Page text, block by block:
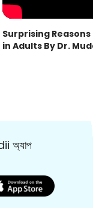
Surprising Reasons
in Adults By Dr.
অ্যাপ